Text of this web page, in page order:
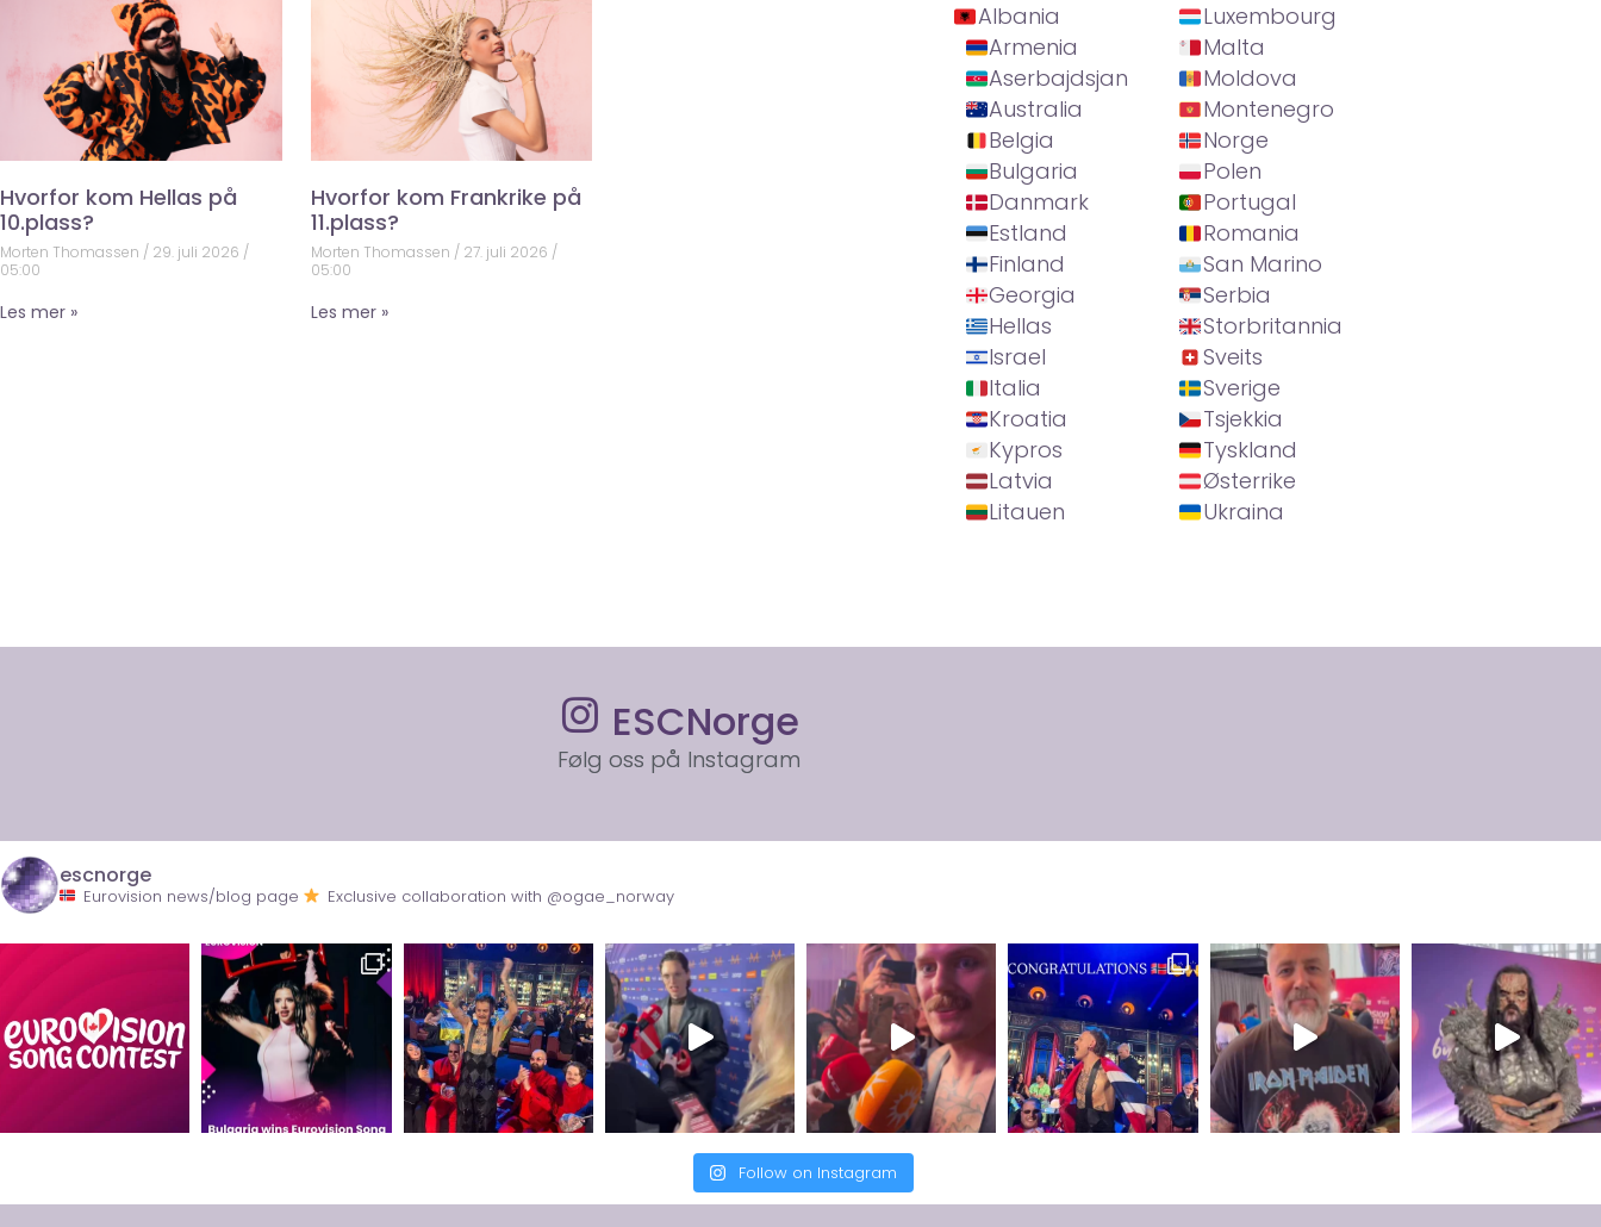
Hvorfor kom Hellas på
10.plass?
Morten Thomassen
29. juli 2026
05:00
Les mer »
Hvorfor kom Frankrike på
11.plass?
Morten Thomassen 27. juli 2026
05:00
Les mer »
Albania
Armenia
Aserbajdsjan
Australia
Belgia
Bulgaria
Danmark
Estland
Finland
Georgia
Hellas
Israel
Italia
Kroatia
Kypros
Latvia
Litauen
Luxembourg
Malta
Moldova
Montenegro
Norge
Polen
Portugal
Romania
San Marino
Serbia
Storbritannia
Sveits
Sverige
Tsjekkia
Tyskland
Østerrike
Ukraina
ESCNorge
Følg oss på Instagram
escnorge
Eurovision news/blog page Exclusive collaboration with @ogae_norway
Follow on Instagram